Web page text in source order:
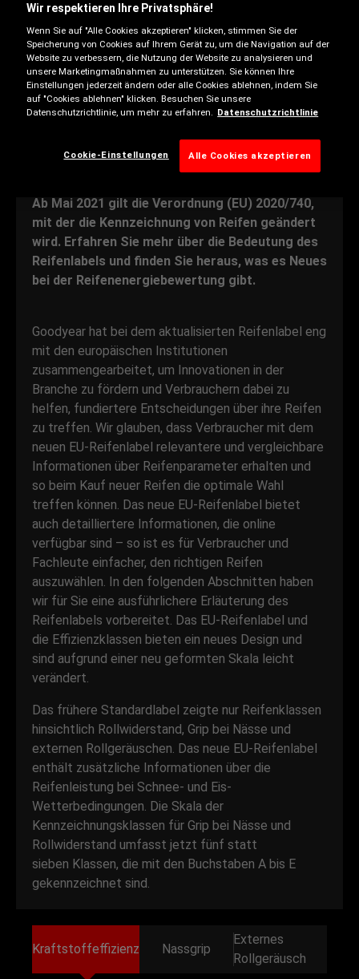
Ab Mai 2021 gilt die Verordnung (EU) 2020/740,
mit der die Kennzeichnung von Reifen geändert
wird. Erfahren Sie mehr über die Bedeutung des
Reifenlabels und finden Sie heraus, was es Neues
bei der Reifenenergiebewertung gibt.
Goodyear hat bei dem aktualisierten Reifenlabel eng
mit den europäischen Institutionen
zusammengearbeitet, um Innovationen in der
Branche zu fördern und Verbrauchern dabei zu
helfen, fundiertere Entscheidungen über ihre Reifen
zu treffen. Wir glauben, dass Verbraucher mit dem
neuen EU-Reifenlabel relevantere und vergleichbare
Informationen über Reifenparameter erhalten und
so beim Kauf neuer Reifen die optimale Wahl
treffen können. Das neue EU-Reifenlabel bietet
auch detailliertere Informationen, die online
verfügbar sind – so ist es für Verbraucher und
Fachleute einfacher, den richtigen Reifen
auszuwählen. In den folgenden Abschnitten haben
wir für Sie eine ausführlichere Erläuterung des
Reifenlabels vorbereitet. Das EU-Reifenlabel und
die Effizienzklassen bieten ein neues Design und
sind aufgrund einer neu geformten Skala leicht
verändert.
Das frühere Standardlabel zeigte nur Reifenklassen
hinsichtlich Rollwiderstand, Grip bei Nässe und
externen Rollgeräuschen. Das neue EU-Reifenlabel
enthält zusätzliche Informationen über die
Reifenleistung bei Schnee- und Eis-
Wetterbedingungen. Die Skala der
Kennzeichnungsklassen für Grip bei Nässe und
Rollwiderstand umfasst jetzt fünf statt
sieben Klassen, die mit den Buchstaben A bis E
gekennzeichnet sind.
Kraftstoffeffizienz Nassgrip
Externes
Rollgeräusch
Wir respektieren Ihre Privatsphäre!
Wenn Sie auf "Alle Cookies akzeptieren" klicken, stimmen Sie der
Speicherung von Cookies auf Ihrem Gerät zu, um die Navigation auf der
Website zu verbessern, die Nutzung der Website zu analysieren und
unsere Marketingmaßnahmen zu unterstützen. Sie können Ihre
Einstellungen jederzeit ändern oder alle Cookies ablehnen, indem Sie
auf "Cookies ablehnen" klicken. Besuchen Sie unsere
Datenschutzrichtlinie, um mehr zu erfahren.
Datenschutzrichtlinie
Cookie-Einstellungen Alle Cookies akzeptieren